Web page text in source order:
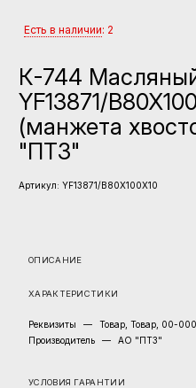
Есть в наличии: 2
К-744
YF13871/
(манжета
"ПТЗ"
Артикул: YF13871/B80X100X10
ОПИСАНИЕ
ХАРАКТЕРИСТИКИ
Реквизиты —
Товар, Товар, 00-
Производитель
— АО "ПТЗ"
УСЛОВИЯ ГАРАНТИИ